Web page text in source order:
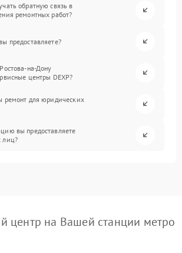
обратную связь в
ремонтных работ?
предоставляете?
на-Дону
центры DEXP?
ремонт для юридических
вы предоставляете
лиц?
центр на Вашей станции метро